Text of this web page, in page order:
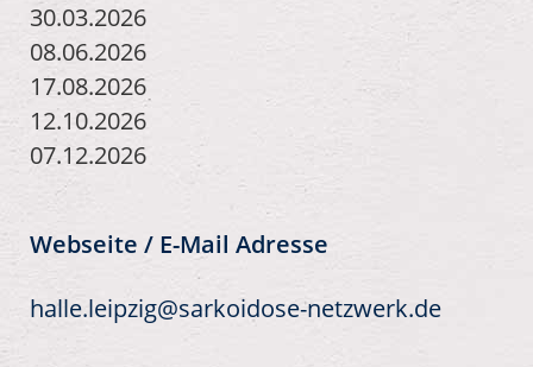
30.03.2026
08.06.2026
17.08.2026
12.10.2026
07.12.2026
Webseite / E-Mail Adresse
halle.leipzig@sarkoidose-netzwerk.de